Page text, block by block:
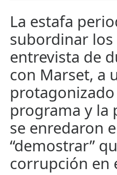
La estafa
subordinar
entrevista de
con Marset, a
programa y la
se enredaron
“demostrar”
corrupción en